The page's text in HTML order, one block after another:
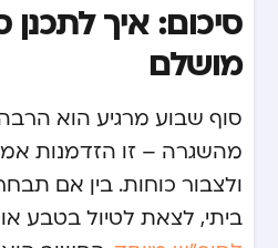
סיכום: איך לתכנן
מושלם
סוף שבוע מרגיע הוא
מהשגרה – זו הזדמנות
ולצבור כוחות. בין אם
ביתי, לצאת לטיול בטבע או